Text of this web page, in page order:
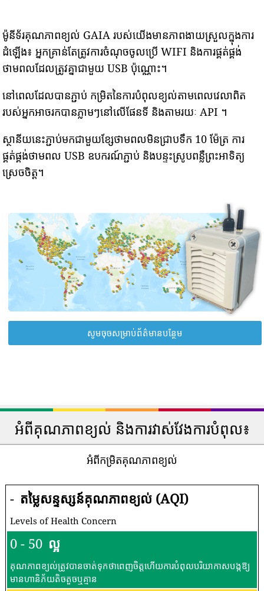
ម៉ូនីទ័រគុណភាពខ្យល់ GAIA របស់យើងមានភាពងាយស្រួលក្នុងការ
ដំឡើង៖ អ្នកគ្រាន់តែត្រូវការចំណុចចូលប្រើ WIFI និងការផ្គត់ផ្គង់
ថាមពលដែលត្រូវគ្នាជាមួយ USB ប៉ុណ្ណោះ។
នៅពេលដែលបានភ្ជាប់ កម្រិតនៃការបំពុលខ្យល់តាមពេលវេលាពិត
របស់អ្នកអាចរកបានភ្លាមៗនៅលើផែនទី និងតាមរយៈ API ។
ស្ថានីយនេះភ្ជាប់មកជាមួយខ្សែថាមពលមិនជ្រាបទឹក 10 ម៉ែត្រ ការ
ផ្គត់ផ្គង់ថាមពល USB ឧបករណ៍ភ្ជាប់ និងបន្ទះស្រូបពន្លឺព្រះអាទិត្យ
ស្រេចចិត្ត។
សូមចុចសម្រាប់ព័ត៌មានបន្ថែម
អំពីគុណភាពខ្យល់ និងការវាស់វែងការបំពុល៖
អំពីកម្រិតគុណភាពខ្យល់
- តម្លៃសន្ទស្សន៍គុណភាពខ្យល់ (AQI)
Levels of Health Concern
0 - 50 ល្អ
គុណភាពខ្យល់ត្រូវបានចាត់ទុកថាពេញចិត្តហើយការបំពុលបរិយាកាសបង្កឱ្យ
មានហានិភ័យតិចតួចឬគ្មាន